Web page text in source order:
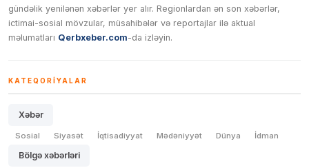
gündəlik yenilənən xəbərlər yer alır. Regionlardan ən son xəbərlər,
ictimai-sosial mövzular, müsahibələr və reportajlar ilə aktual
məlumatları Qerbxeber.com-da izləyin.
KATEQORIYALAR
Xəbər
Sosial Siyasət İqtisadiyyat Mədəniyyət Dünya İdman
Bölgə xəbərləri